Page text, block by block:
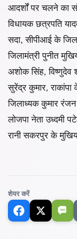
आदर्शों पर चलने का
विधायक छत्रपति
सदा, सीपीआई के
जिलामंत्री पुनीत
अशोक सिंह, विष्णुदेव
सुरेंद्र कुमार,
जिलाध्यक कुमार रंजन
लोजपा नेता उध्दमी
रानी सकरपुर के
शेयर करें
SMS